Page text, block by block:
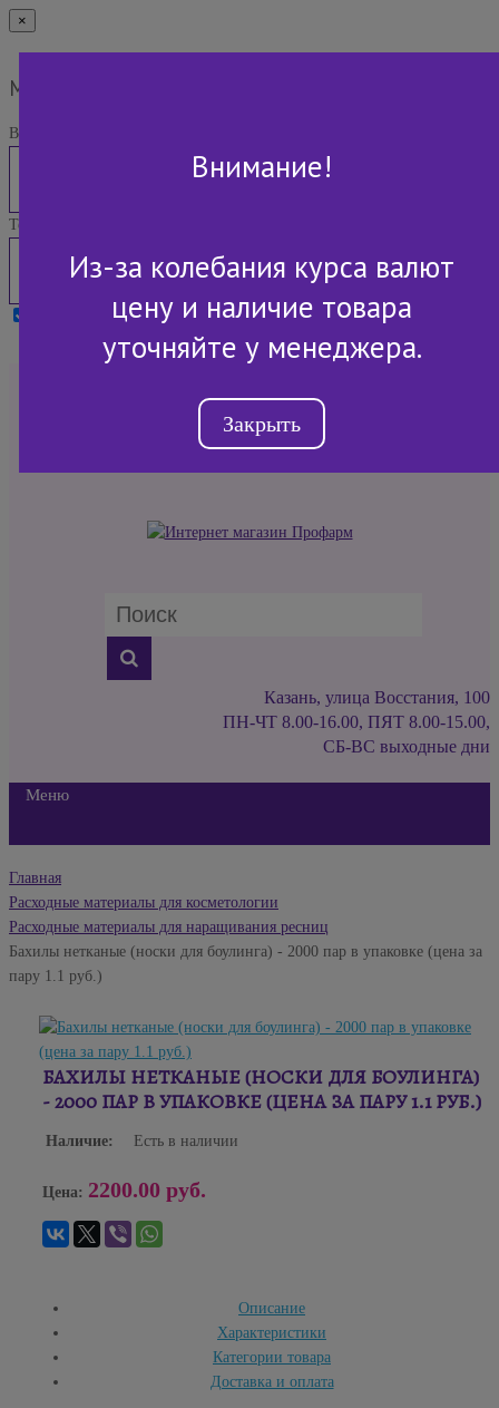
×
Мы Вам перезвоним
Ваше имя:
Телефон:
Я принимаю условия Политики конфиденциальности
+7 (843) 2-507-607
Казань, улица Восстания, 100
ПН-ЧТ 8.00-16.00, ПЯТ 8.00-15.00,
СБ-ВС выходные дни
Меню
Главная
Расходные материалы для косметологии
Расходные материалы для наращивания ресниц
Бахилы нетканые (носки для боулинга) - 2000 пар в упаковке (цена за
пару 1.1 руб.)
БАХИЛЫ НЕТКАНЫЕ (НОСКИ ДЛЯ БОУЛИНГА)
- 2000 ПАР В УПАКОВКЕ (ЦЕНА ЗА ПАРУ 1.1 РУБ.)
Наличие: Есть в наличии
Цена: 2200.00 руб.
Описание
Характеристики
Категории товара
Доставка и оплата
Внимание!
Из-за колебания курса валют
цену и наличие товара
уточняйте у менеджера.
Закрыть